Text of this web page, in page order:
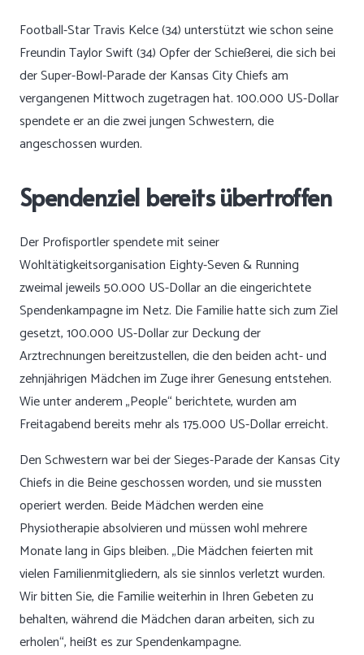
Football-Star Travis Kelce (34) unterstützt wie schon seine
Freundin Taylor Swift (34) Opfer der Schießerei, die sich bei
der Super-Bowl-Parade der Kansas City Chiefs am
vergangenen Mittwoch zugetragen hat. 100.000 US-Dollar
spendete er an die zwei jungen Schwestern, die
angeschossen wurden.
Spendenziel bereits übertroffen
Der Profisportler spendete mit seiner
Wohltätigkeitsorganisation Eighty-Seven & Running
zweimal jeweils 50.000 US-Dollar an die eingerichtete
Spendenkampagne im Netz. Die Familie hatte sich zum Ziel
gesetzt, 100.000 US-Dollar zur Deckung der
Arztrechnungen bereitzustellen, die den beiden acht- und
zehnjährigen Mädchen im Zuge ihrer Genesung entstehen.
Wie unter anderem „People“ berichtete, wurden am
Freitagabend bereits mehr als 175.000 US-Dollar erreicht.
Den Schwestern war bei der Sieges-Parade der Kansas City
Chiefs in die Beine geschossen worden, und sie mussten
operiert werden. Beide Mädchen werden eine
Physiotherapie absolvieren und müssen wohl mehrere
Monate lang in Gips bleiben. „Die Mädchen feierten mit
vielen Familienmitgliedern, als sie sinnlos verletzt wurden.
Wir bitten Sie, die Familie weiterhin in Ihren Gebeten zu
behalten, während die Mädchen daran arbeiten, sich zu
erholen“, heißt es zur Spendenkampagne.